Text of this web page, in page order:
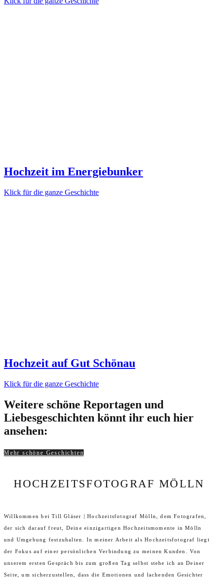
Hochzeit im Energiebunker
Klick für die ganze Geschichte
Hochzeit auf Gut Schönau
Klick für die ganze Geschichte
Weitere schöne Reportagen und
Liebesgeschichten könnt ihr euch hier
ansehen:
Mehr schöne Geschichten
HOCHZEITSFOTOGRAF MÖLLN
Willkommen bei Till Gläser | Hochzeitsfotograf Mölln, dem Fotografen,
der sich darauf freut, Deine einzigartigen Hochzeitsmomente in Mölln
und Umgebung festzuhalten. In meiner Arbeit als Hochzeitsfotograf liegt
der Fokus auf einer persönlichen Verbindung zu meinen Kunden. Von
unserem ersten Gespräch bis zum großen Tag selbst stehe ich an Deiner
Seite, um sicherzustellen, dass die Emotionen und lachenden Gesichter